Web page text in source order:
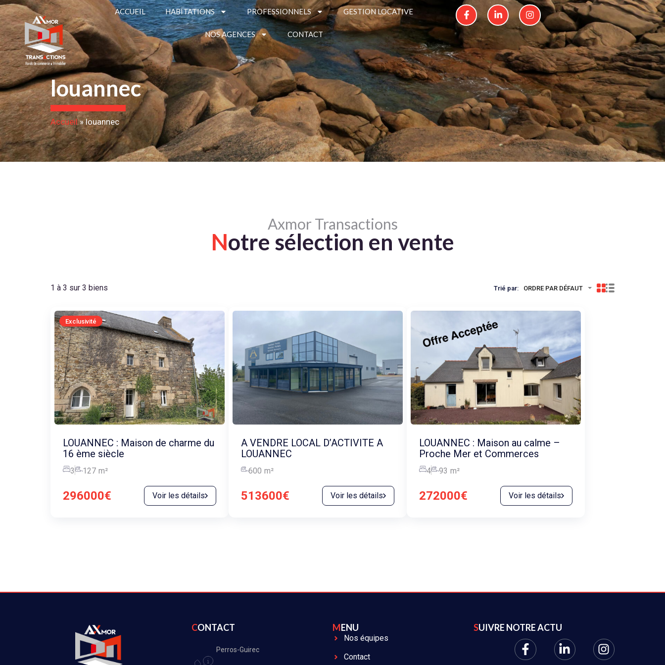
ACCUEIL HABITATIONS PROFESSIONNELS GESTION LOCATIVE
NOS AGENCES CONTACT
louannec
Accueil»louannec
Axmor Transactions
Notre sélection en vente
1 à 3 sur 3 biens Trié par: ORDRE PAR DÉFAUT
Exclusivité
LOUANNEC : Maison de charme du
16 ème siècle
3 127 m²
296000€ Voir les détails
A VENDRE LOCAL D’ACTIVITE A
LOUANNEC
600 m²
513600€ Voir les détails
LOUANNEC : Maison au calme –
Proche Mer et Commerces
4 93 m²
272000€ Voir les détails
CONTACT
Perros-Guirec
MENU
Nos équipes
Contact
SUIVRE NOTRE ACTU